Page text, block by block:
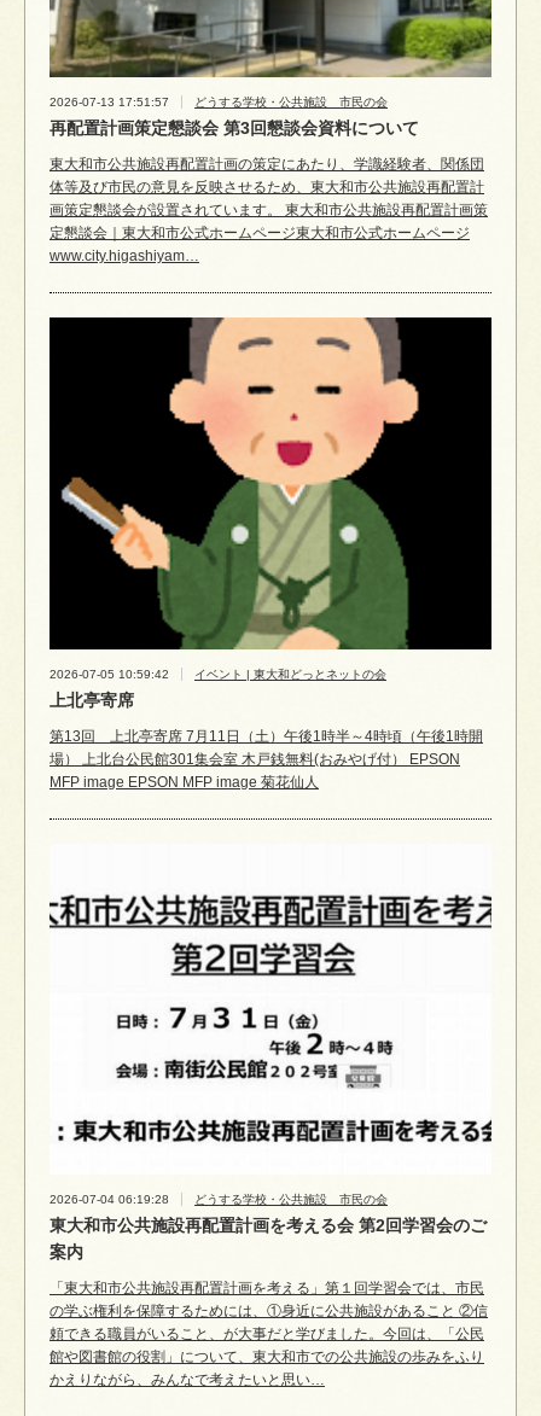
2026-07-13 17:51:57 どうする学校・公共施設 市民の会
再配置計画策定懇談会 第3回懇談会資料について
東大和市公共施設再配置計画の策定にあたり、学識経験者、関係団
体等及び市民の意見を反映させるため、東大和市公共施設再配置計
画策定懇談会が設置されています。 東大和市公共施設再配置計画策
定懇談会｜東大和市公式ホームページ東大和市公式ホームページ
www.city.higashiyam…
2026-07-05 10:59:42 イベント | 東大和どっとネットの会
上北亭寄席
第13回 上北亭寄席 7月11日（土）午後1時半～4時頃（午後1時開
場） 上北台公民館301集会室 木戸銭無料(おみやげ付） EPSON
MFP image EPSON MFP image 菊花仙人
2026-07-04 06:19:28 どうする学校・公共施設 市民の会
東大和市公共施設再配置計画を考える会 第2回学習会のご
案内
「東大和市公共施設再配置計画を考える」第１回学習会では、市民
の学ぶ権利を保障するためには、①身近に公共施設があること ②信
頼できる職員がいること、が大事だと学びました。今回は、「公民
館や図書館の役割」について、東大和市での公共施設の歩みをふり
かえりながら、みんなで考えたいと思い…